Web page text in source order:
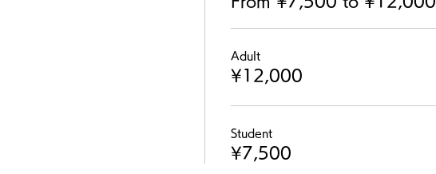
Adult
¥12,000
Student
¥7,500